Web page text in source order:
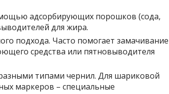
адсорбирующих порошков (сода,
для жира.
подхода. Часто помогает замачивание
средства или пятновыводителя
типами чернил. Для шариковой
маркеров – специальные